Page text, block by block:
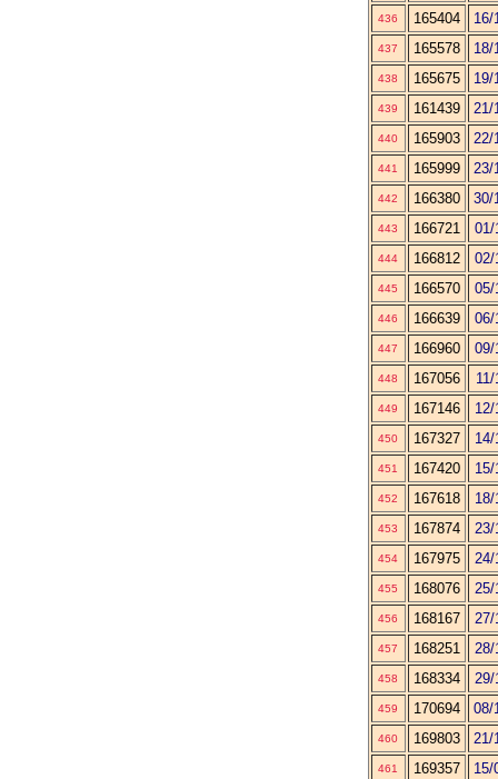
436 165404 16/
437 165578 18/
438 165675 19/
439 161439 21/
440 165903 22/
441 165999 23/
442 166380 30/
443 166721 01/
444 166812 02/
445 166570 05/
446 166639 06/
447 166960 09/
448 167056
449 167146 12/
450 167327 14/
451 167420 15/
452 167618 18/
453 167874 23/
454 167975 24/
455 168076 25/
456 168167 27/
457 168251 28/
458 168334 29/
459 170694 08/
460 169803 21/
461 169357 15/